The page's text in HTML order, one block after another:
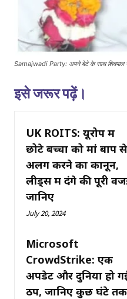
Samajwadi Party: अपने बेटे के साथ शिवपाल
इसे जरूर पढ़ें।
UK ROITS: यूरोप में
छोटे बच्चों को मां बाप से
अलग करने का कानून,
लीड्स में दंगे की पूरी
जानिए
July 20, 2024
Microsoft
CrowdStrike: एक
अपडेट और दुनिया हो
ठप, जानिए कुछ घंटे तक